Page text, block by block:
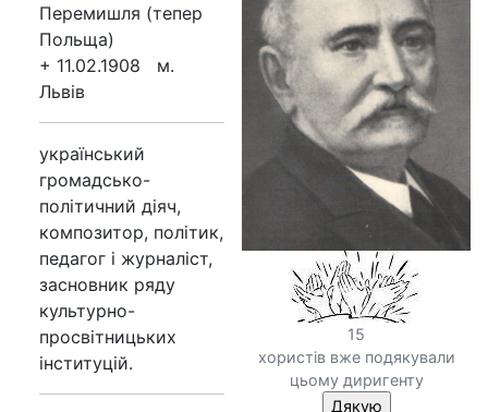
15
хористів вже подякували
цьому диригенту
Перемишля (тепер
Польща)
+ 11.02.1908 м.
Львів
український
громадсько-
політичний діяч,
композитор, політик,
педагог і журналіст,
засновник ряду
культурно-
просвітницьких
інституцій.